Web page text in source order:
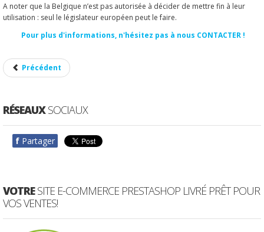
A noter que la Belgique n’est pas autorisée à décider de mettre fin à leur
utilisation : seul le législateur européen peut le faire.
Pour plus d'informations, n'hésitez pas à nous CONTACTER!
Précédent
RÉSEAUXSOCIAUX
f Partager
VOTRESITE E-COMMERCE PRESTASHOP LIVRÉ PRÊT POUR
VOS VENTES!